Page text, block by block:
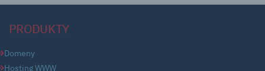
PRODUKTY
Domeny
Hosting WWW